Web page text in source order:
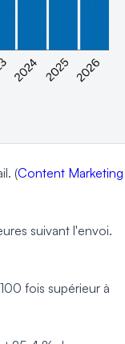
(Content Marketing
suivant l'envoi.
fois supérieur à